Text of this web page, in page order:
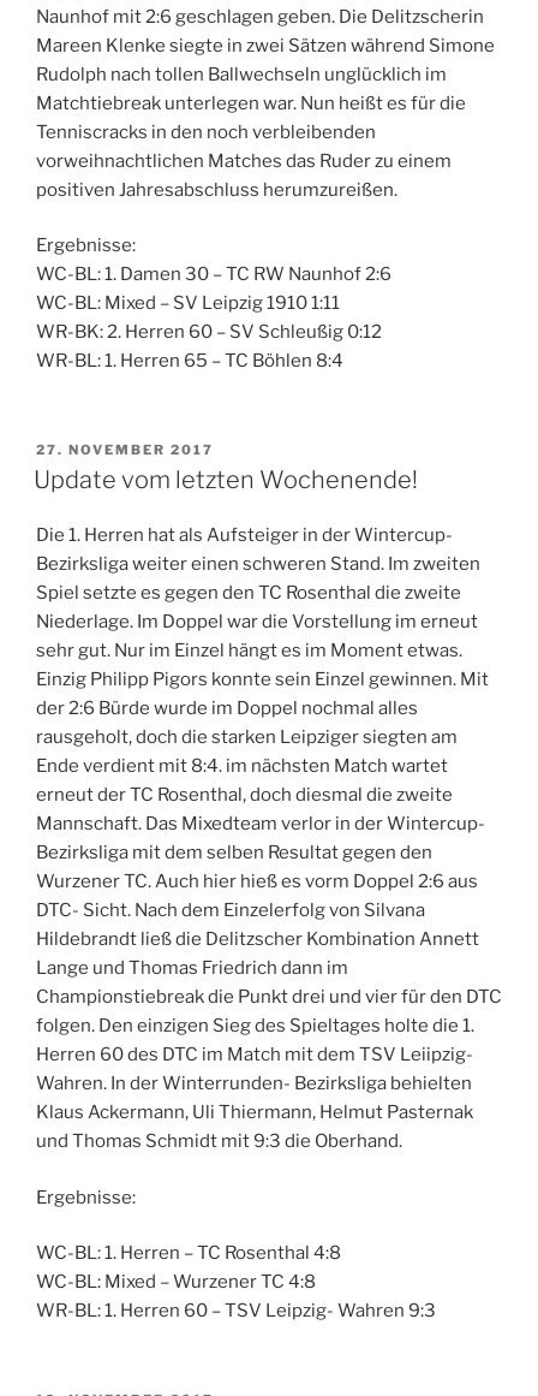
Naunhof mit 2:6 geschlagen geben. Die Delitzscherin
Mareen Klenke siegte in zwei Sätzen während Simone
Rudolph nach tollen Ballwechseln unglücklich im
Matchtiebreak unterlegen war. Nun heißt es für die
Tenniscracks in den noch verbleibenden
vorweihnachtlichen Matches das Ruder zu einem
positiven Jahresabschluss herumzureißen.
Ergebnisse:
WC-BL: 1. Damen 30 – TC RW Naunhof 2:6
WC-BL: Mixed – SV Leipzig 1910 1:11
WR-BK: 2. Herren 60 – SV Schleußig 0:12
WR-BL: 1. Herren 65 – TC Böhlen 8:4
VERÖFFENTLICHT
AM
27. NOVEMBER 2017
Update vom letzten Wochenende!
Die 1. Herren hat als Aufsteiger in der Wintercup-
Bezirksliga weiter einen schweren Stand. Im zweiten
Spiel setzte es gegen den TC Rosenthal die zweite
Niederlage. Im Doppel war die Vorstellung im erneut
sehr gut. Nur im Einzel hängt es im Moment etwas.
Einzig Philipp Pigors konnte sein Einzel gewinnen. Mit
der 2:6 Bürde wurde im Doppel nochmal alles
rausgeholt, doch die starken Leipziger siegten am
Ende verdient mit 8:4. im nächsten Match wartet
erneut der TC Rosenthal, doch diesmal die zweite
Mannschaft. Das Mixedteam verlor in der Wintercup-
Bezirksliga mit dem selben Resultat gegen den
Wurzener TC. Auch hier hieß es vorm Doppel 2:6 aus
DTC- Sicht. Nach dem Einzelerfolg von Silvana
Hildebrandt ließ die Delitzscher Kombination Annett
Lange und Thomas Friedrich dann im
Championstiebreak die Punkt drei und vier für den DTC
folgen. Den einzigen Sieg des Spieltages holte die 1.
Herren 60 des DTC im Match mit dem TSV Leiipzig-
Wahren. In der Winterrunden- Bezirksliga behielten
Klaus Ackermann, Uli Thiermann, Helmut Pasternak
und Thomas Schmidt mit 9:3 die Oberhand.
Ergebnisse:
WC-BL: 1. Herren – TC Rosenthal 4:8
WC-BL: Mixed – Wurzener TC 4:8
WR-BL: 1. Herren 60 – TSV Leipzig- Wahren 9:3